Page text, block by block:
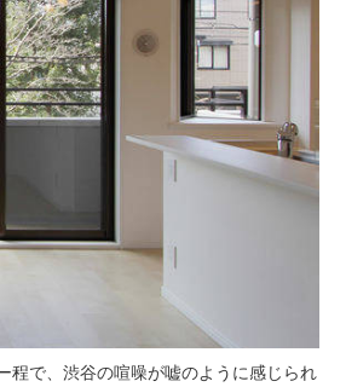
程で、渋谷の喧噪が嘘のように感じられ